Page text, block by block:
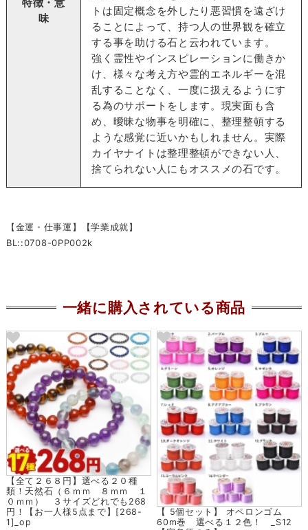
味
トは固定概念を外したり悪習慣を遠ざけ
ることによって、持つ人の世界観を確立
する事を助ける石と云われています。
強く霊性やインスピレーションに働きか
け、様々な考え方や霊的エネルギーを混
乱することなく、一度に扱えるようにす
る為のサポートをします。現実面も含
め、曖昧な物事を明確に、整理整頓する
ような感覚に近いかもしれません。実際
カイヤナイトは整理整頓ができない人、
捨てられない人にもオススメの石です。
【金運・仕事運】【学業成就】
BL::0708-0PP002k
一緒に購入されている商品
【全て２６８円】選べる２０種
類！天然石（６ｍｍ ８ｍｍ １
０ｍｍ） ３サイズどれでも268
円！【お一人様5点まで】[268-
1]_op
【 5個セット】 オペロンゴム
60m巻 選べる１２色！ _S12